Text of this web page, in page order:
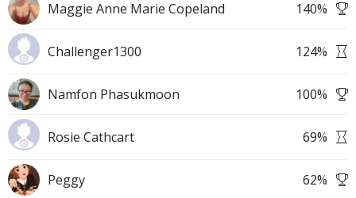
Maggie Anne Marie Copeland 140%
Challenger1300 124%
Namfon Phasukmoon 100%
Rosie Cathcart 69%
Peggy 62%